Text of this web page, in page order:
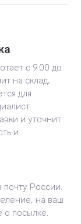
с 9.00 до
на склад,
для
и уточнит
и
почту России.
на ваш
о посылке.